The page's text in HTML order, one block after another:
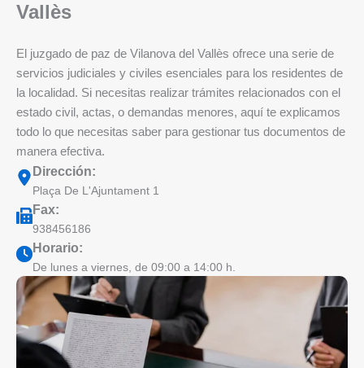
Vallès
El juzgado de paz de Vilanova del Vallès ofrece una serie de
servicios judiciales y civiles esenciales para los residentes de
la localidad. Si necesitas realizar trámites relacionados con el
estado civil, actas, o demandas menores, aquí te explicamos
todo lo que necesitas saber para gestionar tus documentos de
manera efectiva.
Dirección:
Plaça De L'Ajuntament 1
Fax:
938456186
Horario:
De lunes a viernes, de 09:00 a 14:00 h.